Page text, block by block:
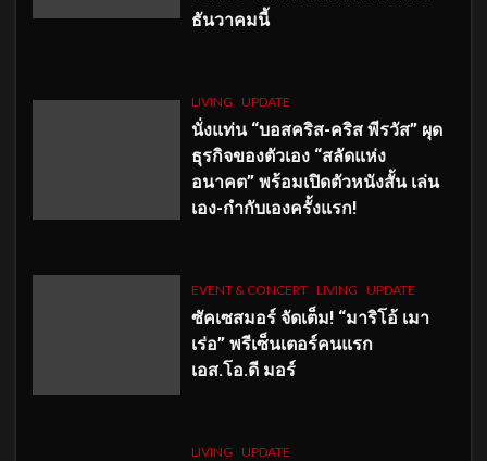
ธันวาคมนี้
LIVING UPDATE
นั่งแท่น “บอสคริส-คริส พีรวัส” ผุด
ธุรกิจของตัวเอง “สลัดแห่ง
อนาคต” พร้อมเปิดตัวหนังสั้น เล่น
เอง-กำกับเองครั้งแรก!
EVENT & CONCERT LIVING UPDATE
ซัคเซสมอร์ จัดเต็ม! “มาริโอ้ เมา
เร่อ” พรีเซ็นเตอร์คนแรก
เอส.โอ.ดี มอร์
LIVING UPDATE